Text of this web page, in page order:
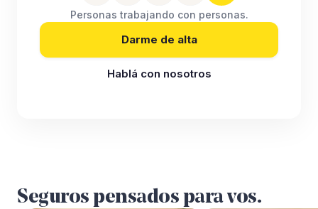
Personas trabajando con personas.
Darme de alta
Hablá con nosotros
Seguros pensados para vos.